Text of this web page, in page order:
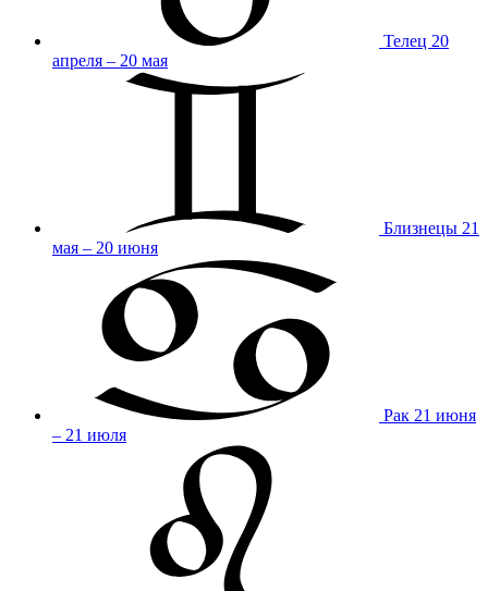
Телец 20
апреля – 20 мая
Близнецы 21
мая – 20 июня
Рак 21 июня
– 21 июля